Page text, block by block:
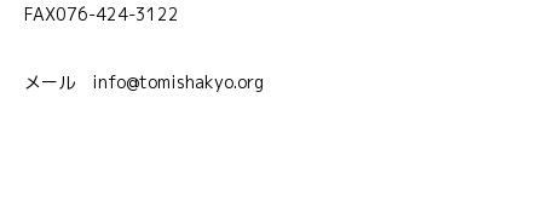
FAX076-424-3122
メール info@tomishakyo.org